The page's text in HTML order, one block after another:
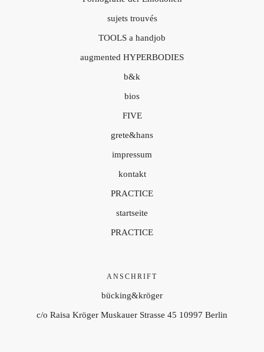
sujets trouvés
TOOLS a handjob
augmented HYPERBODIES
b&k
bios
FIVE
grete&hans
impressum
kontakt
PRACTICE
startseite
PRACTICE
ANSCHRIFT
bücking&kröger
c/o Raisa Kröger Muskauer Strasse 45 10997 Berlin